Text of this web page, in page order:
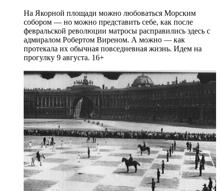
На Якорной площади можно любоваться Морским
собором — но можно представить себе, как после
февральской революции матросы расправились здесь с
адмиралом Робертом Виреном. А можно — как
протекала их обычная повседневная жизнь. Идем на
прогулку 9 августа. 16+